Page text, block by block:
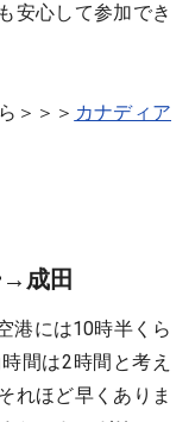
安心して参加でき
＞＞＞ カナディア
成田
港には10時半くら
間は2時間と考え
れほど早くありま